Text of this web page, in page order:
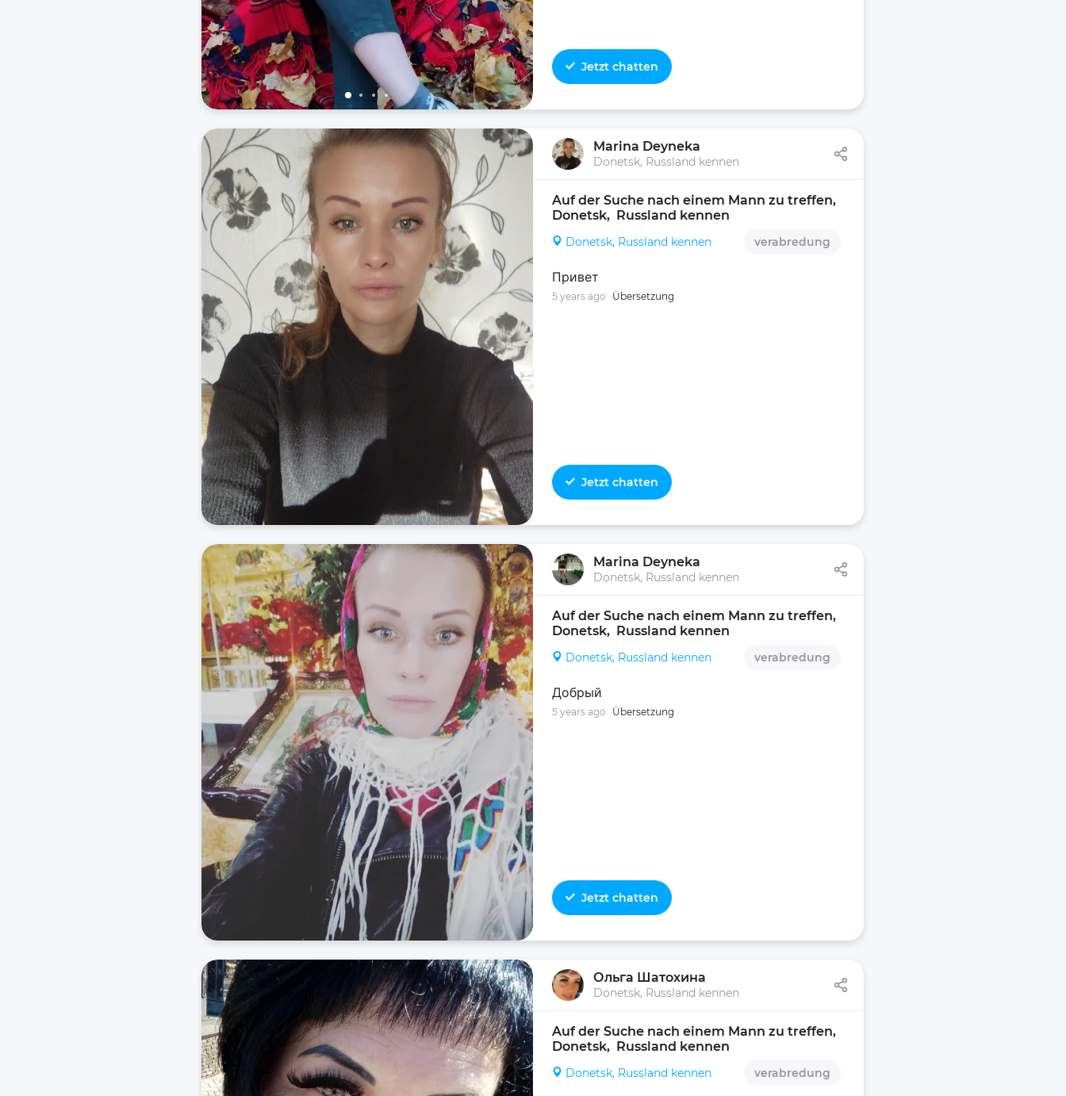
Jetzt chatten
Marina Deyneka
Donetsk, Russland kennen
Auf der Suche nach einem Mann zu treffen,
Donetsk,  Russland kennen
Donetsk, Russland kennen verabredung
Привет
5 years ago Übersetzung
Jetzt chatten
Marina Deyneka
Donetsk, Russland kennen
Auf der Suche nach einem Mann zu treffen,
Donetsk,  Russland kennen
Donetsk, Russland kennen verabredung
Добрый
5 years ago Übersetzung
Jetzt chatten
Ольга Шатохина
Donetsk, Russland kennen
Auf der Suche nach einem Mann zu treffen,
Donetsk,  Russland kennen
Donetsk, Russland kennen verabredung